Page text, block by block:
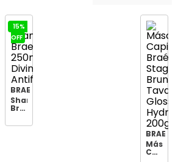
15%
OFF
BRAE
Shampoo
Brae
Divine
BRAE
Máscara
Capilar